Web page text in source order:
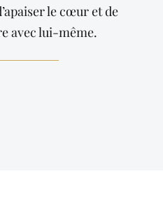
le cœur et de
avec lui-même.